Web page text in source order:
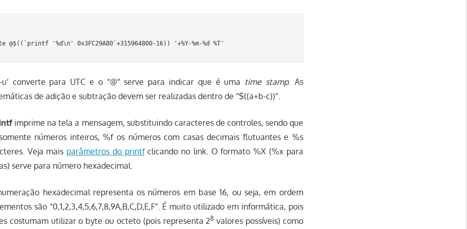
converte para UTC e o “@” serve para indicar que é uma time stamp. As
de adição e subtração devem ser realizadas dentro de “$((a+b-c))”.
imprime na tela a mensagem, substituindo caracteres de controles, sendo que
números inteiros, %f os números com casas decimais flutuantes e %s
Veja mais parâmetros do printfclicando no link. O formato %X (%x para
serve para número hexadecimal.
hexadecimal representa os números em base 16, ou seja, em ordem
são “0,1,2,3,4,5,6,7,8,9A,B,C,D,E,F”. É muito utilizado em informática, pois
costumam utilizar o byte ou octeto (pois representa 28 valores possíveis) como